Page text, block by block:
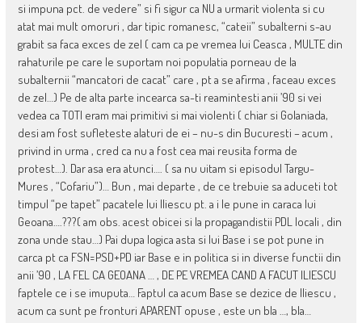
si impuna pct. de vedere” si fi sigur ca NU a urmarit violenta si cu
atat mai mult omoruri , dar tipic romanesc, “cateii” subalterni s-au
grabit sa faca exces de zel ( cam ca pe vremea lui Ceasca , MULTE din
rahaturile pe care le suportam noi populatia porneau de la
subalternii “mancatori de cacat” care , pt a se afirma , faceau exces
de zel…) Pe de alta parte incearca sa-ti reamintesti anii ’90 si vei
vedea ca TOTI eram mai primitivi si mai violenti ( chiar si Golaniada,
desi am fost sufleteste alaturi de ei – nu-s din Bucuresti – acum ,
privind in urma , cred ca nu a fost cea mai reusita forma de
protest…). Dar asa era atunci…. ( sa nu uitam si episodul Targu-
Mures , “Cofariu”)… Bun , mai departe , de ce trebuie sa aduceti tot
timpul “pe tapet” pacatele lui Iliescu pt. a i le pune in caraca lui
Geoana….???( am obs. acest obicei si la propagandistii PDL locali , din
zona unde stau…) Pai dupa logica asta si lui Base i se pot pune in
carca pt ca FSN=PSD+PD iar Base e in politica si in diverse functii din
anii ’90 , LA FEL CA GEOANA … , DE PE VREMEA CAND A FACUT ILIESCU
faptele ce i se imuputa… Faptul ca acum Base se dezice de Iliescu ,
acum ca sunt pe fronturi APARENT opuse , este un bla …, bla…